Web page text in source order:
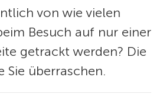
von wie vielen
Besuch auf nur einer
getrackt werden? Die
überraschen.